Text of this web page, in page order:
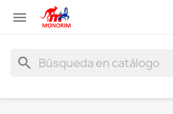

search